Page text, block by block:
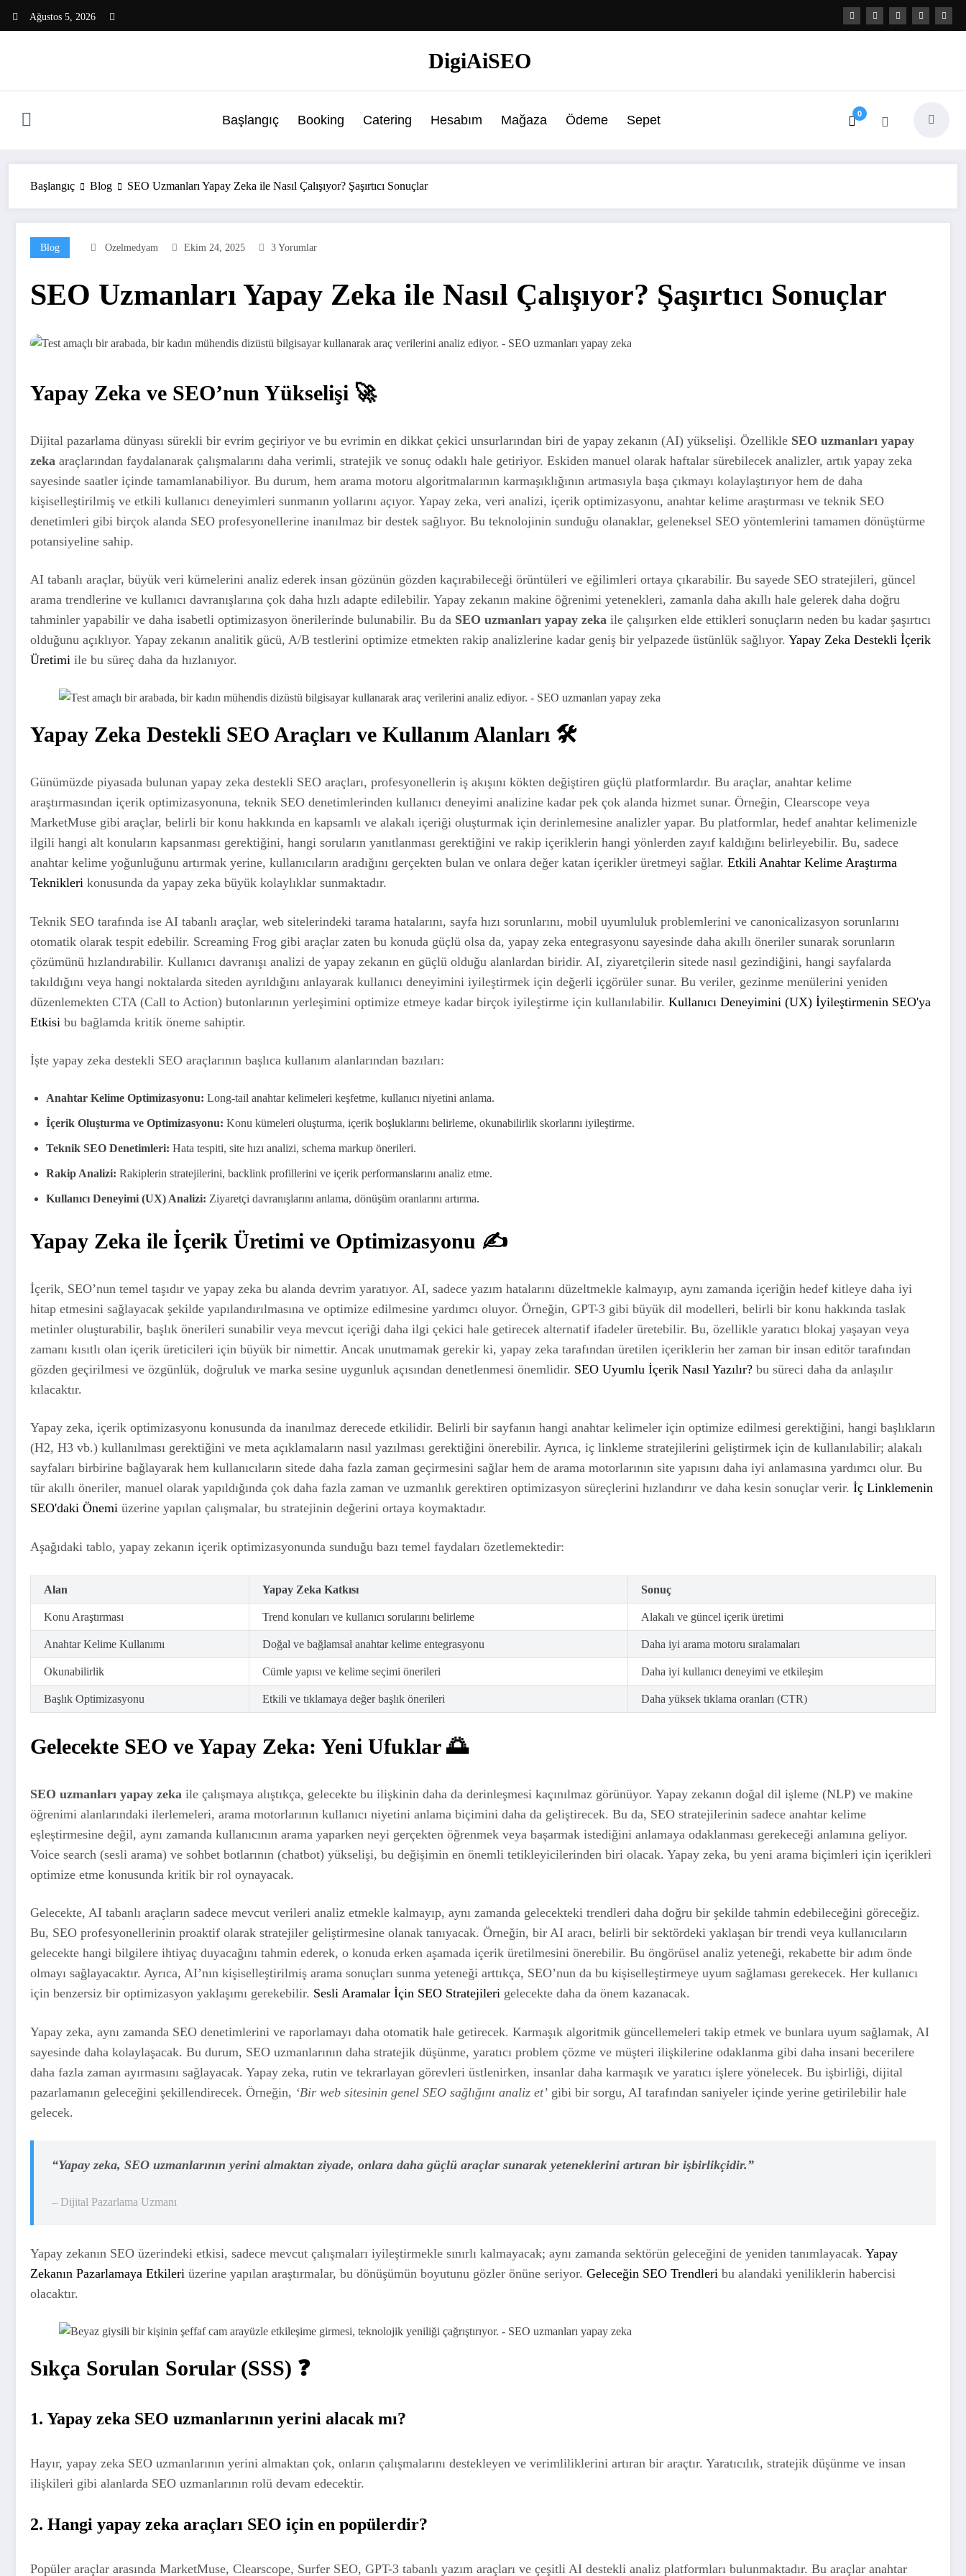
Ağustos 5, 2026
DigiAiSEO
Başlangıç Booking Catering Hesabım Mağaza Ödeme Sepet 0
Başlangıç Blog SEO Uzmanları Yapay Zeka ile Nasıl Çalışıyor? Şaşırtıcı Sonuçlar
Blog Ozelmedyam Ekim 24, 2025 3 Yorumlar
SEO Uzmanları Yapay Zeka ile Nasıl Çalışıyor? Şaşırtıcı Sonuçlar
Yapay Zeka ve SEO’nun Yükselişi 🚀
Dijital pazarlama dünyası sürekli bir evrim geçiriyor ve bu evrimin en dikkat çekici unsurlarından biri de yapay zekanın (AI) yükselişi. Özellikle SEO uzmanları yapay
zeka araçlarından faydalanarak çalışmalarını daha verimli, stratejik ve sonuç odaklı hale getiriyor. Eskiden manuel olarak haftalar sürebilecek analizler, artık yapay zeka
sayesinde saatler içinde tamamlanabiliyor. Bu durum, hem arama motoru algoritmalarının karmaşıklığının artmasıyla başa çıkmayı kolaylaştırıyor hem de daha
kişiselleştirilmiş ve etkili kullanıcı deneyimleri sunmanın yollarını açıyor. Yapay zeka, veri analizi, içerik optimizasyonu, anahtar kelime araştırması ve teknik SEO
denetimleri gibi birçok alanda SEO profesyonellerine inanılmaz bir destek sağlıyor. Bu teknolojinin sunduğu olanaklar, geleneksel SEO yöntemlerini tamamen dönüştürme
potansiyeline sahip.
AI tabanlı araçlar, büyük veri kümelerini analiz ederek insan gözünün gözden kaçırabileceği örüntüleri ve eğilimleri ortaya çıkarabilir. Bu sayede SEO stratejileri, güncel
arama trendlerine ve kullanıcı davranışlarına çok daha hızlı adapte edilebilir. Yapay zekanın makine öğrenimi yetenekleri, zamanla daha akıllı hale gelerek daha doğru
tahminler yapabilir ve daha isabetli optimizasyon önerilerinde bulunabilir. Bu da SEO uzmanları yapay zeka ile çalışırken elde ettikleri sonuçların neden bu kadar şaşırtıcı
olduğunu açıklıyor. Yapay zekanın analitik gücü, A/B testlerini optimize etmekten rakip analizlerine kadar geniş bir yelpazede üstünlük sağlıyor. Yapay Zeka Destekli İçerik
Üretimi ile bu süreç daha da hızlanıyor.
Yapay Zeka Destekli SEO Araçları ve Kullanım Alanları 🛠️
Günümüzde piyasada bulunan yapay zeka destekli SEO araçları, profesyonellerin iş akışını kökten değiştiren güçlü platformlardır. Bu araçlar, anahtar kelime
araştırmasından içerik optimizasyonuna, teknik SEO denetimlerinden kullanıcı deneyimi analizine kadar pek çok alanda hizmet sunar. Örneğin, Clearscope veya
MarketMuse gibi araçlar, belirli bir konu hakkında en kapsamlı ve alakalı içeriği oluşturmak için derinlemesine analizler yapar. Bu platformlar, hedef anahtar kelimenizle
ilgili hangi alt konuların kapsanması gerektiğini, hangi soruların yanıtlanması gerektiğini ve rakip içeriklerin hangi yönlerden zayıf kaldığını belirleyebilir. Bu, sadece
anahtar kelime yoğunluğunu artırmak yerine, kullanıcıların aradığını gerçekten bulan ve onlara değer katan içerikler üretmeyi sağlar. Etkili Anahtar Kelime Araştırma
Teknikleri konusunda da yapay zeka büyük kolaylıklar sunmaktadır.
Teknik SEO tarafında ise AI tabanlı araçlar, web sitelerindeki tarama hatalarını, sayfa hızı sorunlarını, mobil uyumluluk problemlerini ve canonicalizasyon sorunlarını
otomatik olarak tespit edebilir. Screaming Frog gibi araçlar zaten bu konuda güçlü olsa da, yapay zeka entegrasyonu sayesinde daha akıllı öneriler sunarak sorunların
çözümünü hızlandırabilir. Kullanıcı davranışı analizi de yapay zekanın en güçlü olduğu alanlardan biridir. AI, ziyaretçilerin sitede nasıl gezindiğini, hangi sayfalarda
takıldığını veya hangi noktalarda siteden ayrıldığını anlayarak kullanıcı deneyimini iyileştirmek için değerli içgörüler sunar. Bu veriler, gezinme menülerini yeniden
düzenlemekten CTA (Call to Action) butonlarının yerleşimini optimize etmeye kadar birçok iyileştirme için kullanılabilir. Kullanıcı Deneyimini (UX) İyileştirmenin SEO'ya
Etkisi bu bağlamda kritik öneme sahiptir.
İşte yapay zeka destekli SEO araçlarının başlıca kullanım alanlarından bazıları:
Anahtar Kelime Optimizasyonu: Long-tail anahtar kelimeleri keşfetme, kullanıcı niyetini anlama.
İçerik Oluşturma ve Optimizasyonu: Konu kümeleri oluşturma, içerik boşluklarını belirleme, okunabilirlik skorlarını iyileştirme.
Teknik SEO Denetimleri: Hata tespiti, site hızı analizi, schema markup önerileri.
Rakip Analizi: Rakiplerin stratejilerini, backlink profillerini ve içerik performanslarını analiz etme.
Kullanıcı Deneyimi (UX) Analizi: Ziyaretçi davranışlarını anlama, dönüşüm oranlarını artırma.
Yapay Zeka ile İçerik Üretimi ve Optimizasyonu ✍️
İçerik, SEO’nun temel taşıdır ve yapay zeka bu alanda devrim yaratıyor. AI, sadece yazım hatalarını düzeltmekle kalmayıp, aynı zamanda içeriğin hedef kitleye daha iyi
hitap etmesini sağlayacak şekilde yapılandırılmasına ve optimize edilmesine yardımcı oluyor. Örneğin, GPT-3 gibi büyük dil modelleri, belirli bir konu hakkında taslak
metinler oluşturabilir, başlık önerileri sunabilir veya mevcut içeriği daha ilgi çekici hale getirecek alternatif ifadeler üretebilir. Bu, özellikle yaratıcı blokaj yaşayan veya
zamanı kısıtlı olan içerik üreticileri için büyük bir nimettir. Ancak unutmamak gerekir ki, yapay zeka tarafından üretilen içeriklerin her zaman bir insan editör tarafından
gözden geçirilmesi ve özgünlük, doğruluk ve marka sesine uygunluk açısından denetlenmesi önemlidir. SEO Uyumlu İçerik Nasıl Yazılır? bu süreci daha da anlaşılır
kılacaktır.
Yapay zeka, içerik optimizasyonu konusunda da inanılmaz derecede etkilidir. Belirli bir sayfanın hangi anahtar kelimeler için optimize edilmesi gerektiğini, hangi başlıkların
(H2, H3 vb.) kullanılması gerektiğini ve meta açıklamaların nasıl yazılması gerektiğini önerebilir. Ayrıca, iç linkleme stratejilerini geliştirmek için de kullanılabilir; alakalı
sayfaları birbirine bağlayarak hem kullanıcıların sitede daha fazla zaman geçirmesini sağlar hem de arama motorlarının site yapısını daha iyi anlamasına yardımcı olur. Bu
tür akıllı öneriler, manuel olarak yapıldığında çok daha fazla zaman ve uzmanlık gerektiren optimizasyon süreçlerini hızlandırır ve daha kesin sonuçlar verir. İç Linklemenin
SEO'daki Önemi üzerine yapılan çalışmalar, bu stratejinin değerini ortaya koymaktadır.
Aşağıdaki tablo, yapay zekanın içerik optimizasyonunda sunduğu bazı temel faydaları özetlemektedir:
Alan Yapay Zeka Katkısı Sonuç
Konu Araştırması Trend konuları ve kullanıcı sorularını belirleme Alakalı ve güncel içerik üretimi
Anahtar Kelime Kullanımı Doğal ve bağlamsal anahtar kelime entegrasyonu Daha iyi arama motoru sıralamaları
Okunabilirlik Cümle yapısı ve kelime seçimi önerileri Daha iyi kullanıcı deneyimi ve etkileşim
Başlık Optimizasyonu Etkili ve tıklamaya değer başlık önerileri Daha yüksek tıklama oranları (CTR)
Gelecekte SEO ve Yapay Zeka: Yeni Ufuklar 🌅
SEO uzmanları yapay zeka ile çalışmaya alıştıkça, gelecekte bu ilişkinin daha da derinleşmesi kaçınılmaz görünüyor. Yapay zekanın doğal dil işleme (NLP) ve makine
öğrenimi alanlarındaki ilerlemeleri, arama motorlarının kullanıcı niyetini anlama biçimini daha da geliştirecek. Bu da, SEO stratejilerinin sadece anahtar kelime
eşleştirmesine değil, aynı zamanda kullanıcının arama yaparken neyi gerçekten öğrenmek veya başarmak istediğini anlamaya odaklanması gerekeceği anlamına geliyor.
Voice search (sesli arama) ve sohbet botlarının (chatbot) yükselişi, bu değişimin en önemli tetikleyicilerinden biri olacak. Yapay zeka, bu yeni arama biçimleri için içerikleri
optimize etme konusunda kritik bir rol oynayacak.
Gelecekte, AI tabanlı araçların sadece mevcut verileri analiz etmekle kalmayıp, aynı zamanda gelecekteki trendleri daha doğru bir şekilde tahmin edebileceğini göreceğiz.
Bu, SEO profesyonellerinin proaktif olarak stratejiler geliştirmesine olanak tanıyacak. Örneğin, bir AI aracı, belirli bir sektördeki yaklaşan bir trendi veya kullanıcıların
gelecekte hangi bilgilere ihtiyaç duyacağını tahmin ederek, o konuda erken aşamada içerik üretilmesini önerebilir. Bu öngörüsel analiz yeteneği, rekabette bir adım önde
olmayı sağlayacaktır. Ayrıca, AI’nın kişiselleştirilmiş arama sonuçları sunma yeteneği arttıkça, SEO’nun da bu kişiselleştirmeye uyum sağlaması gerekecek. Her kullanıcı
için benzersiz bir optimizasyon yaklaşımı gerekebilir. Sesli Aramalar İçin SEO Stratejileri gelecekte daha da önem kazanacak.
Yapay zeka, aynı zamanda SEO denetimlerini ve raporlamayı daha otomatik hale getirecek. Karmaşık algoritmik güncellemeleri takip etmek ve bunlara uyum sağlamak, AI
sayesinde daha kolaylaşacak. Bu durum, SEO uzmanlarının daha stratejik düşünme, yaratıcı problem çözme ve müşteri ilişkilerine odaklanma gibi daha insani becerilere
daha fazla zaman ayırmasını sağlayacak. Yapay zeka, rutin ve tekrarlayan görevleri üstlenirken, insanlar daha karmaşık ve yaratıcı işlere yönelecek. Bu işbirliği, dijital
pazarlamanın geleceğini şekillendirecek. Örneğin, ‘Bir web sitesinin genel SEO sağlığını analiz et’ gibi bir sorgu, AI tarafından saniyeler içinde yerine getirilebilir hale
gelecek.
“Yapay zeka, SEO uzmanlarının yerini almaktan ziyade, onlara daha güçlü araçlar sunarak yeteneklerini artıran bir işbirlikçidir.”
– Dijital Pazarlama Uzmanı
Yapay zekanın SEO üzerindeki etkisi, sadece mevcut çalışmaları iyileştirmekle sınırlı kalmayacak; aynı zamanda sektörün geleceğini de yeniden tanımlayacak. Yapay
Zekanın Pazarlamaya Etkileri üzerine yapılan araştırmalar, bu dönüşümün boyutunu gözler önüne seriyor. Geleceğin SEO Trendleri bu alandaki yeniliklerin habercisi
olacaktır.
Sıkça Sorulan Sorular (SSS) ❓
1. Yapay zeka SEO uzmanlarının yerini alacak mı?
Hayır, yapay zeka SEO uzmanlarının yerini almaktan çok, onların çalışmalarını destekleyen ve verimliliklerini artıran bir araçtır. Yaratıcılık, stratejik düşünme ve insan
ilişkileri gibi alanlarda SEO uzmanlarının rolü devam edecektir.
2. Hangi yapay zeka araçları SEO için en popülerdir?
Popüler araçlar arasında MarketMuse, Clearscope, Surfer SEO, GPT-3 tabanlı yazım araçları ve çeşitli AI destekli analiz platformları bulunmaktadır. Bu araçlar anahtar